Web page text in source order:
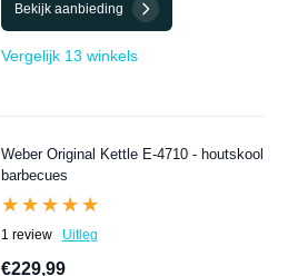
Bekijk aanbieding
Vergelijk 13 winkels
Weber Original Kettle E-4710 - houtskool
barbecues
★★★★★
★★★★★
1 review Uitleg
€229,99